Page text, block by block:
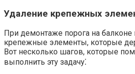
Удаление крепежных
При демонтаже порога на балконе
крепежные элементы, которые
Вот несколько шагов, которые
выполнить эту задачу⁚